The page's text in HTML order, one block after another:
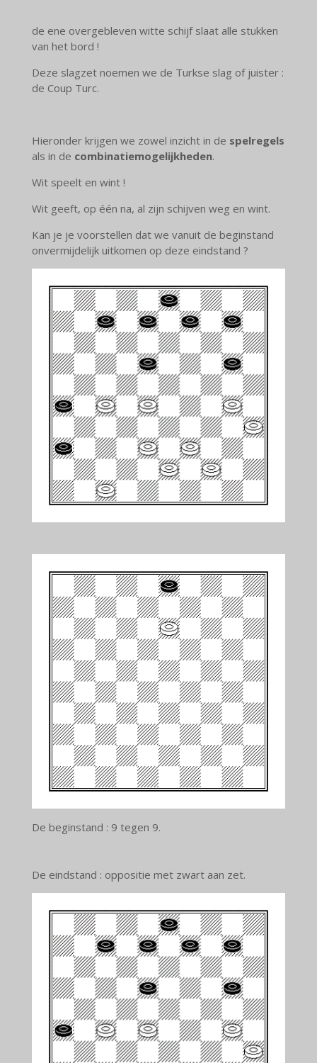
de ene overgebleven witte schijf slaat alle stukken
van het bord !
Deze slagzet noemen we de Turkse slag of juister :
de Coup Turc.
Hieronder krijgen we zowel inzicht in de spelregels
als in de combinatiemogelijkheden.
Wit speelt en wint !
Wit geeft, op één na, al zijn schijven weg en wint.
Kan je je voorstellen dat we vanuit de beginstand
onvermijdelijk uitkomen op deze eindstand ?
De beginstand : 9 tegen 9.
De eindstand : oppositie met zwart aan zet.